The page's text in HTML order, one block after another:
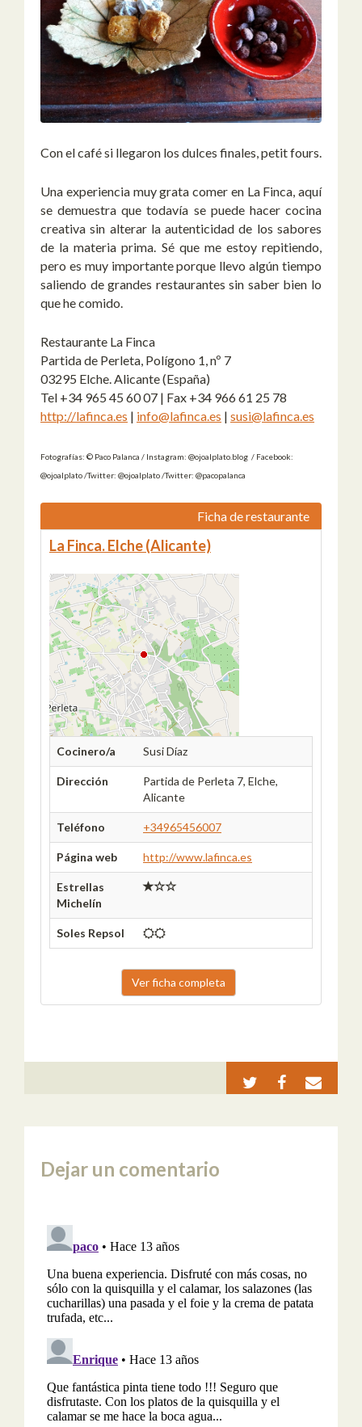
Con el café si llegaron los dulces finales, petit fours.
Una experiencia muy grata comer en La Finca, aquí
se demuestra que todavía se puede hacer cocina
creativa sin alterar la autenticidad de los sabores
de la materia prima. Sé que me estoy repitiendo,
pero es muy importante porque llevo algún tiempo
saliendo de grandes restaurantes sin saber bien lo
que he comido.
Restaurante La Finca
Partida de Perleta, Polígono 1, nº 7
03295 Elche. Alicante (España)
Tel +34 965 45 60 07 | Fax +34 966 61 25 78
http://lafinca.es | info@lafinca.es | susi@lafinca.es
Fotografías: © Paco Palanca / Instagram: @ojoalplato.blog / Facebook:
@ojoalplato /Twitter: @ojoalplato /Twitter: @pacopalanca
Ficha de restaurante
La Finca. Elche (Alicante)
Cocinero/a Susi Díaz
Dirección
Partida de Perleta 7, Elche,
Alicante
Teléfono +34965456007
Página web http://www.lafinca.es
Estrellas
Michelín
Soles Repsol
Ver ficha completa
Dejar un comentario